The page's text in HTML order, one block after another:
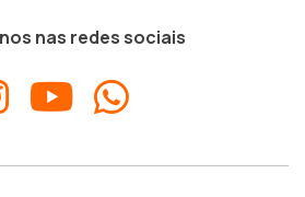
nas redes sociais